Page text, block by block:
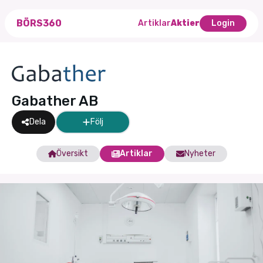
BÖRS360 ArtiklarAktier Login
Gabather AB
Dela Följ
Översikt Artiklar Nyheter